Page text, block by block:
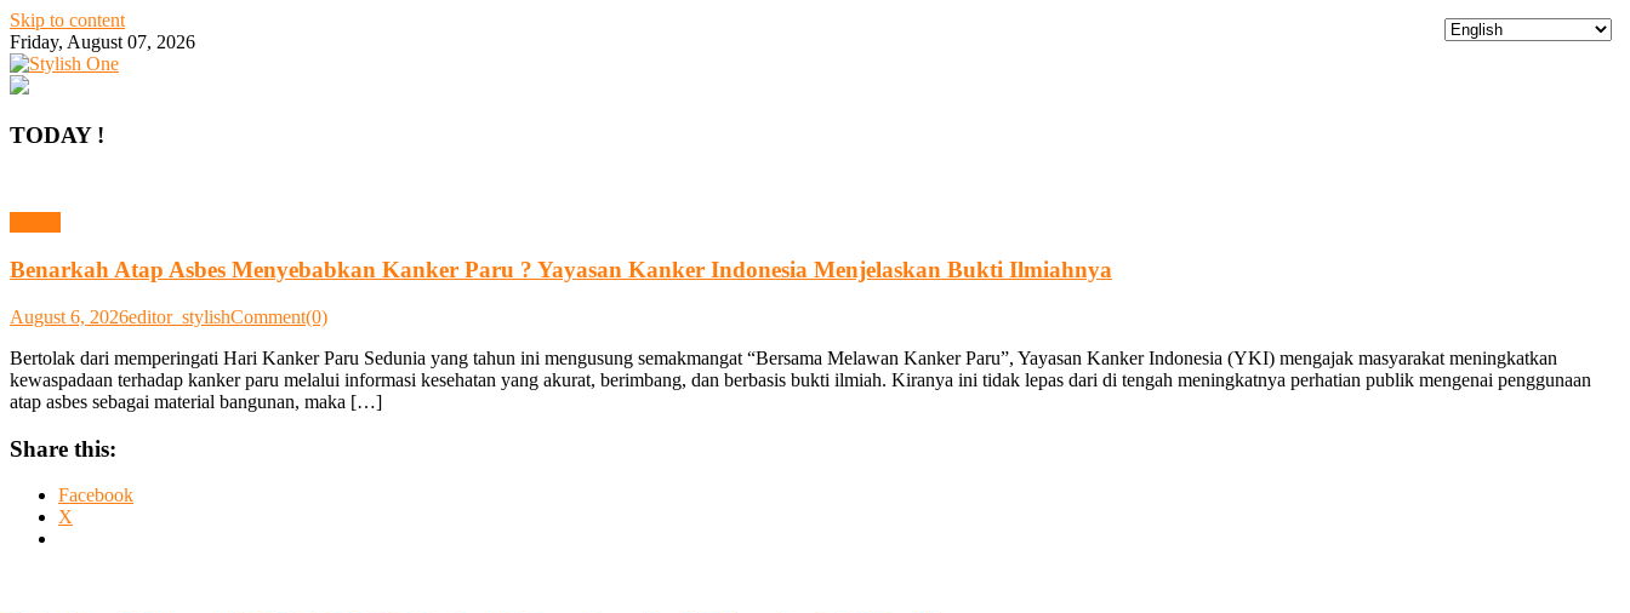
Skip to content
Friday, August 07, 2026
TODAY !
Benarkah Atap Asbes Menyebabkan Kanker Paru ? Yayasan Kanker Indonesia Menjelaskan Bukti Ilmiahnya
August 6, 2026editor_stylishComment(0)
Bertolak dari memperingati Hari Kanker Paru Sedunia yang tahun ini mengusung semakmangat “Bersama Melawan Kanker Paru”, Yayasan Kanker Indonesia (YKI) mengajak masyarakat meningkatkan
kewaspadaan terhadap kanker paru melalui informasi kesehatan yang akurat, berimbang, dan berbasis bukti ilmiah. Kiranya ini tidak lepas dari di tengah meningkatnya perhatian publik mengenai penggunaan
atap asbes sebagai material bangunan, maka […]
Share this:
Facebook
X